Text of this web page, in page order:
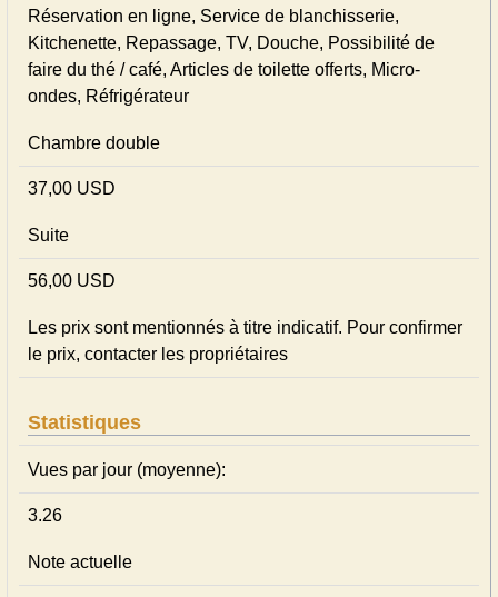
Réservation en ligne, Service de blanchisserie,
Kitchenette, Repassage, TV, Douche, Possibilité de
faire du thé / café, Articles de toilette offerts, Micro-
ondes, Réfrigérateur
Chambre double
37,00 USD
Suite
56,00 USD
Les prix sont mentionnés à titre indicatif. Pour confirmer
le prix, contacter les propriétaires
Statistiques
Vues par jour (moyenne):
3.26
Note actuelle